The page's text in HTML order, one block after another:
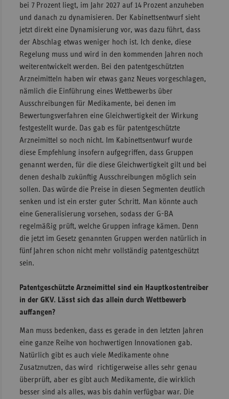
bei 7 Prozent liegt, im Jahr 2027 auf 14 Prozent anzuheben
und danach zu dynamisieren. Der Kabinettsentwurf sieht
jetzt direkt eine Dynamisierung vor, was dazu führt, dass
der Abschlag etwas weniger hoch ist. Ich denke, diese
Regelung muss und wird in den kommenden Jahren noch
weiterentwickelt werden. Bei den patentgeschützten
Arzneimitteln haben wir etwas ganz Neues vorgeschlagen,
nämlich die Einführung eines Wettbewerbs über
Ausschreibungen für Medikamente, bei denen im
Bewertungsverfahren eine Gleichwertigkeit der Wirkung
festgestellt wurde. Das gab es für patentgeschützte
Arzneimittel so noch nicht. Im Kabinettsentwurf wurde
diese Empfehlung insofern aufgegriffen, dass Gruppen
genannt werden, für die diese Gleichwertigkeit gilt und bei
denen deshalb zukünftig Ausschreibungen möglich sein
sollen. Das würde die Preise in diesen Segmenten deutlich
senken und ist ein erster guter Schritt. Man könnte auch
eine Generalisierung vorsehen, sodass der G-BA
regelmäßig prüft, welche Gruppen infrage kämen. Denn
die jetzt im Gesetz genannten Gruppen werden natürlich in
fünf Jahren schon nicht mehr vollständig patentgeschützt
sein.
Patentgeschützte Arzneimittel sind ein Hauptkostentreiber
in der GKV. Lässt sich das allein durch Wettbewerb
auffangen?
Man muss bedenken, dass es gerade in den letzten Jahren
eine ganze Reihe von hochwertigen Innovationen gab.
Natürlich gibt es auch viele Medikamente ohne
Zusatznutzen, das wird richtigerweise alles sehr genau
überprüft, aber es gibt auch Medikamente, die wirklich
besser sind als alles, was bis dahin verfügbar war. Die